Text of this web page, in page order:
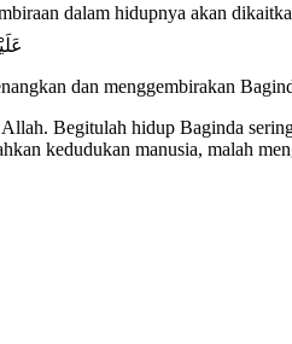
dan menggembirakan
Begitulah hidup Baginda
kedudukan manusia, malah